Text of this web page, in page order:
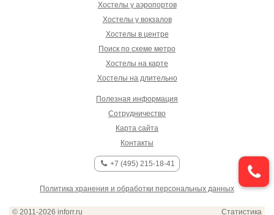
Хостелы у аэропортов
Хостелы у вокзалов
Хостелы в центре
Поиск по схеме метро
Хостелы на карте
Хостелы на длительно
Полезная информация
Сотрудничество
Карта сайта
Контакты
+7 (495) 215-18-41
Политика хранения и обработки персональных данных
© 2011-2026 inforr.ru Статистика